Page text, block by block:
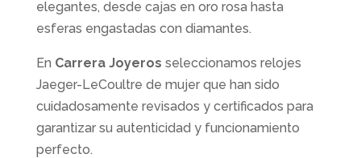
elegantes, desde cajas en oro rosa hasta
esferas engastadas con diamantes.
En Carrera Joyeros seleccionamos relojes
Jaeger-LeCoultre de mujer que han sido
cuidadosamente revisados y certificados para
garantizar su autenticidad y funcionamiento
perfecto.